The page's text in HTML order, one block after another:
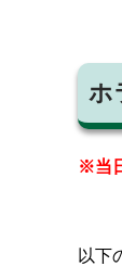
ホ
※当
以下